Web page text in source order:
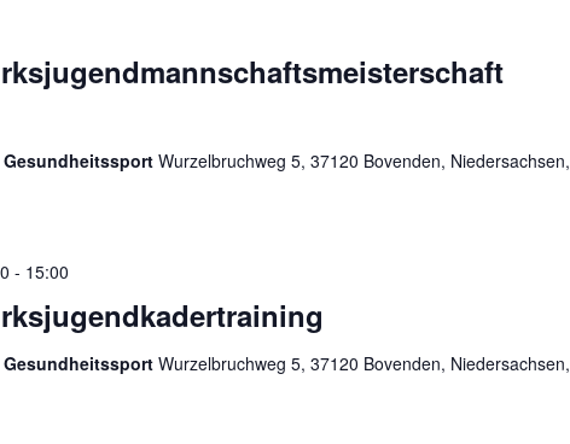
Wurzelbruchweg 5, 37120 Bovenden, Niedersachsen,
- 15:00
Wurzelbruchweg 5, 37120 Bovenden, Niedersachsen,